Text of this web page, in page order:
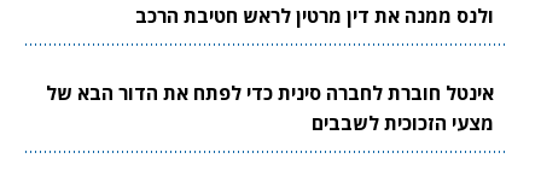
ולנס ממנה את דין מרטין לראש חטיבת הרכב
אינטל חוברת לחברה סינית כדי לפתח את הדור הבא של
מצעי הזכוכית לשבבים